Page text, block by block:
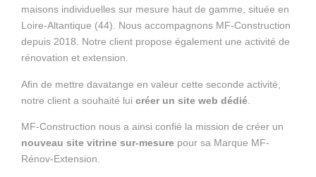
maisons individuelles sur mesure haut de gamme, située en
Loire-Altantique (44). Nous accompagnons MF-Construction
depuis 2018. Notre client propose également une activité de
rénovation et extension.
Afin de mettre davatange en valeur cette seconde activité,
notre client a souhaité lui créer un site web dédié
MF-Construction nous a ainsi confié la mission de créer un
nouveau site vitrine sur-mesure pour sa Marque MF-
Rénov-Extension.